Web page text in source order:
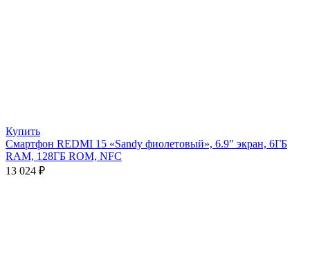
Купить
Смартфон REDMI 15 «Sandy фиолетовый», 6.9″ экран, 6ГБ
RAM, 128ГБ ROM, NFC
13 024 ₽